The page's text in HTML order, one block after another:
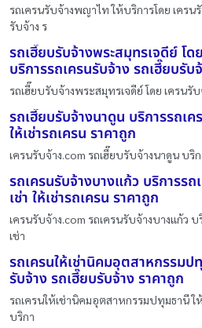
รถเครนรับจ้างพญาไท ให้บริการโดย เครน
รับจ้าง ร
รถเฮี๊ยบรับจ้างพระสมุทรเจดีย์ โ
บริการรถเครนรับจ้าง รถเฮี๊ยบรับ
รถเฮี๊ยบรับจ้างพระสมุทรเจดีย์ โดย เครนรั
รถเฮี๊ยบรับจ้างนาดูน บริการรถเค
ให้เช่ารถเครน ราคาถูก
เครนรับจ้าง.com รถเฮี๊ยบรับจ้างนาดูน บริ
รถเครนรับจ้างบางแก้ว บริการรถ
เช่า ให้เช่ารถเครน ราคาถูก
เครนรับจ้าง.com รถเครนรับจ้างบางแก้ว
เช่า
รถเครนให้เช่านิคมอุตสาหกรรมป
รับจ้าง รถเฮี๊ยบรับจ้าง ราคาถูก
รถเครนให้เช่านิคมอุตสาหกรรมปทุมธานี ใ
บริกา